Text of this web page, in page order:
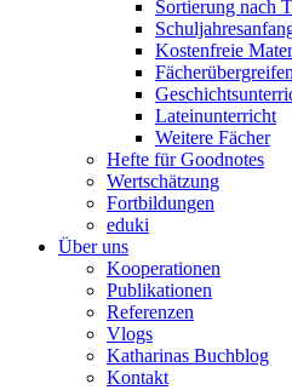
Sortierung nach
Kostenfreie
Lateinunterricht
Weitere Fächer
Hefte für Goodnotes
Wertschätzung
Fortbildungen
eduki
Über uns
Kooperationen
Publikationen
Referenzen
Vlogs
Katharinas Buchblog
Kontakt